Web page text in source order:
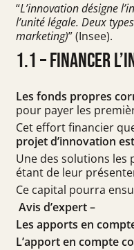
“L’innovation désigne
l’unité légale. Deux
marketing)” (Insee).
1.1 – Financer
Les fonds propres
pour payer les
Cet effort financier
projet d’innovation
Une des solutions les
étant de leur
Ce capital pourra
Avis d’expert –
Les apports en
L’apport en compte